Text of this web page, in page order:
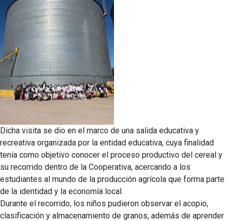
Dicha visita se dio en el marco de una salida educativa y
recreativa organizada por la entidad educativa, cuya finalidad
tenía como objetivo conocer el proceso productivo del cereal y
su recorrido dentro de la Cooperativa, acercando a los
estudiantes al mundo de la producción agrícola que forma parte
de la identidad y la economía local.
Durante el recorrido, los niños pudieron observar el acopio,
clasificación y almacenamiento de granos, además de aprender